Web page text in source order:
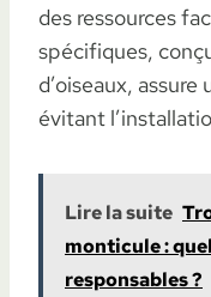
des ressources
spécifiques,
d’oiseaux,
évitant
Lire la suite
monticule :
responsables ?